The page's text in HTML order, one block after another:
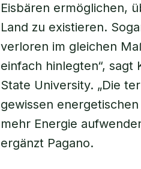
Eisbären ermöglichen,
Land zu existieren.
verloren im gleichen
einfach hinlegten“, sagt
State University. „Die
gewissen
mehr Energie
ergänzt Pagano.